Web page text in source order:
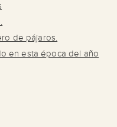
de pájaros.
en esta época del año